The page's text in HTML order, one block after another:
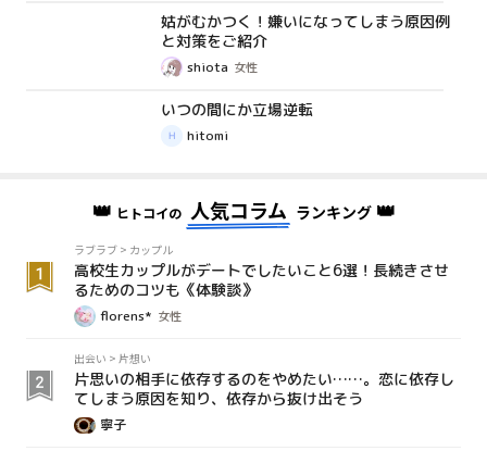
姑がむかつく！嫌いになってしまう原因例
と対策をご紹介
shiota 女性
いつの間にか立場逆転
hitomi
👑 ヒトコイの 人気コラム ランキング👑
ラブラブ > カップル
高校生カップルがデートでしたいこと6選！長続きさせ
るためのコツも《体験談》
florens* 女性
出会い > 片想い
片思いの相手に依存するのをやめたい……。恋に依存し
てしまう原因を知り、依存から抜け出そう
寧子